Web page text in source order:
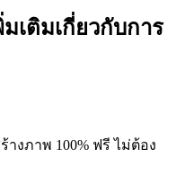
เติมเกี่ยวกับการ
งภาพ 100% ฟรี ไม่ต้อง